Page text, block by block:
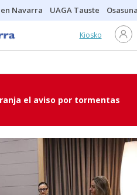
Navarra UAGA Tauste
Kiosko
el aviso por tormentas